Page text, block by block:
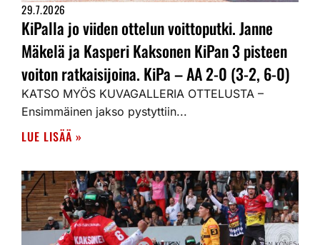
29.7.2026
KiPalla jo viiden ottelun voittoputki. Janne
Mäkelä ja Kasperi Kaksonen KiPan 3 pisteen
voiton ratkaisijoina. KiPa – AA 2-0 (3-2, 6-0)
KATSO MYÖS KUVAGALLERIA OTTELUSTA –
Ensimmäinen jakso pystyttiin...
LUE LISÄÄ »